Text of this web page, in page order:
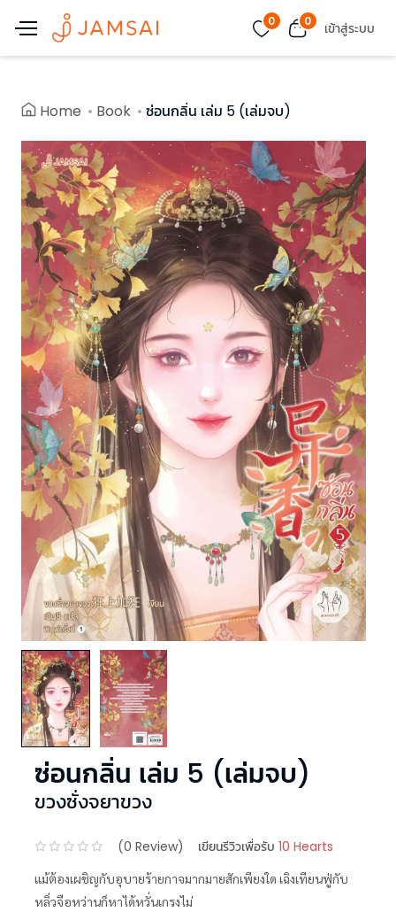
0 0 เข้าสู่ระบบ
Home Book ซ่อนกลิ่น เล่ม 5 (เล่มจบ)
ซ่อนกลิ่น เล่ม 5 (เล่มจบ)
ขวงซั่งจยาขวง
(0 Review) เขียนรีวิวเพื่อรับ 10 Hearts
แม้ต้องเผชิญกับอุบายร้ายกาจมากมายสักเพียงใด เฉิงเทียนฟู่กับ
หลิ่วจือหว่านก็หาได้หวั่นเกรงไม่